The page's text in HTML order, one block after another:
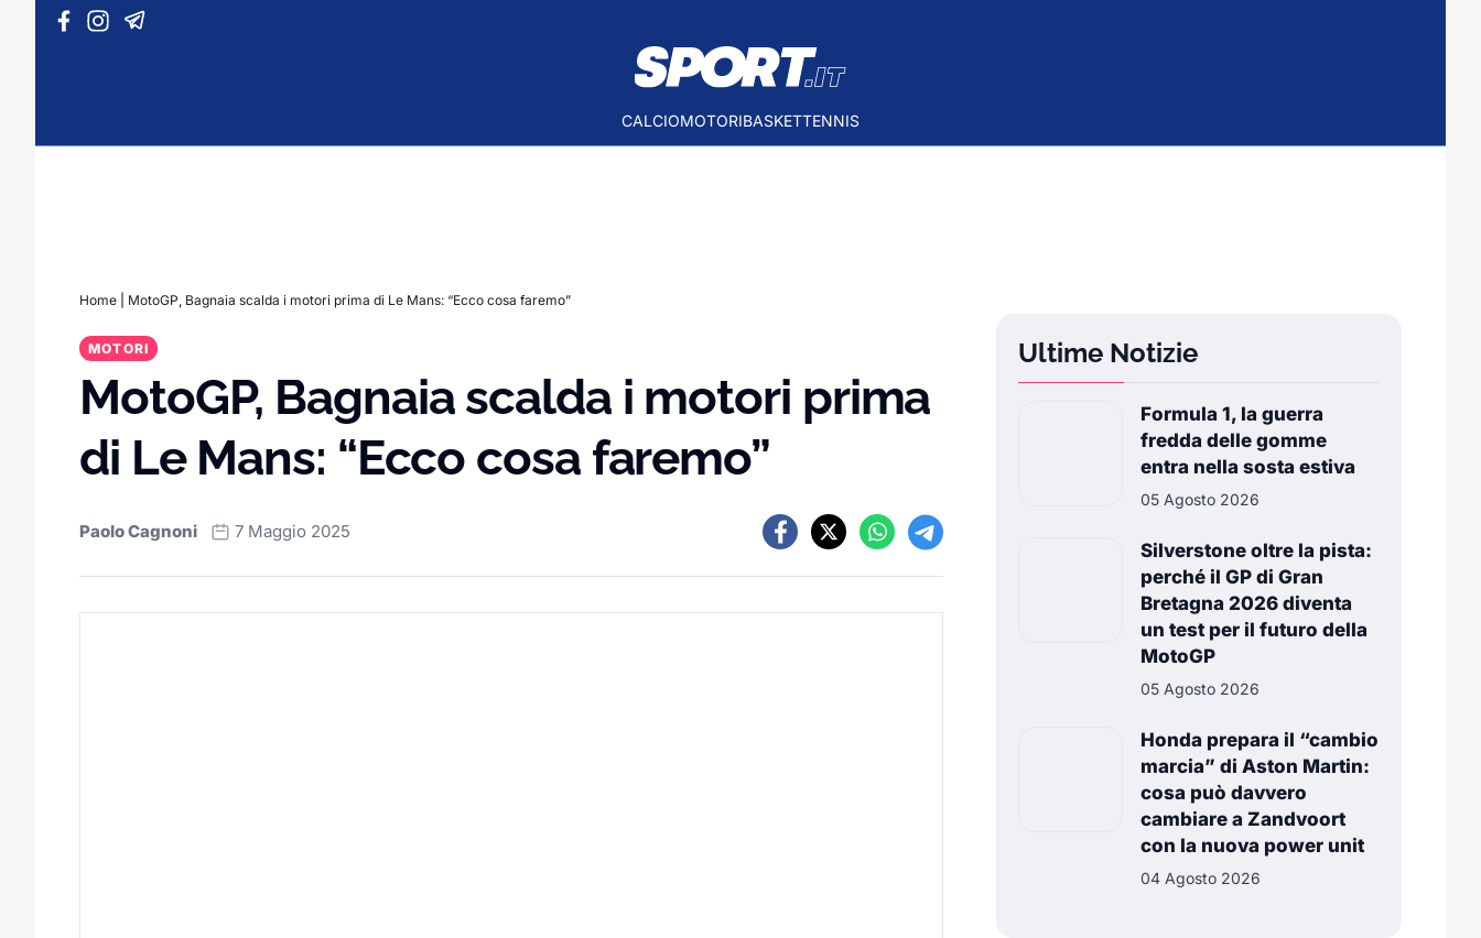
Vai al contenuto
CALCIOMOTORIBASKETTENNIS
Home MotoGP, Bagnaia scalda i motori prima di Le Mans: “Ecco cosa faremo”
MOTORI
MotoGP, Bagnaia scalda i motori prima
di Le Mans: “Ecco cosa faremo”
Paolo Cagnoni 7 Maggio 2025
Ultime Notizie
Formula 1, la guerra
fredda delle gomme
entra nella sosta estiva
05 Agosto 2026
Silverstone oltre la pista:
perché il GP di Gran
Bretagna 2026 diventa
un test per il futuro della
MotoGP
05 Agosto 2026
Honda prepara il “cambio
marcia” di Aston Martin:
cosa può davvero
cambiare a Zandvoort
con la nuova power unit
04 Agosto 2026